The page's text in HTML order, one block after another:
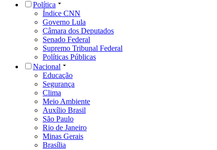
Política
Índice CNN
Governo Lula
Câmara dos Deputados
Senado Federal
Supremo Tribunal Federal
Políticas Públicas
Nacional
Educação
Segurança
Clima
Meio Ambiente
Auxílio Brasil
São Paulo
Rio de Janeiro
Minas Gerais
Brasília